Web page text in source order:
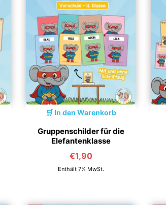
In den Warenkorb
Gruppenschilder für die
Elefantenklasse
€1,90
Enthält 7% MwSt.